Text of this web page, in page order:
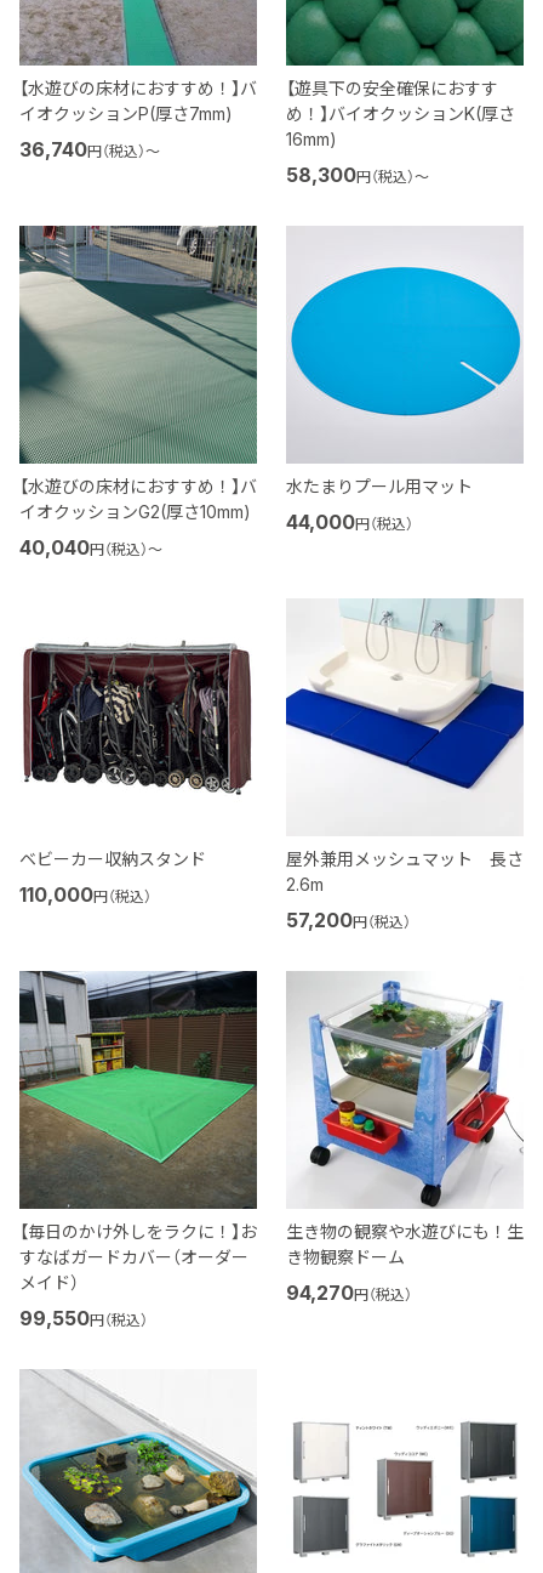
【水遊びの床材におすすめ！】バ
イオクッションP(厚さ7mm)
36,740円（税込）〜
【遊具下の安全確保におすす
め！】バイオクッションK(厚さ
16mm)
58,300円（税込）〜
【水遊びの床材におすすめ！】バ
イオクッションG2(厚さ10mm)
40,040円（税込）〜
水たまりプール用マット
44,000円（税込）
ベビーカー収納スタンド
110,000円（税込）
屋外兼用メッシュマット 長さ
2.6m
57,200円（税込）
【毎日のかけ外しをラクに！】お
すなばガードカバー（オーダー
メイド）
99,550円（税込）
生き物の観察や水遊びにも！生
き物観察ドーム
94,270円（税込）